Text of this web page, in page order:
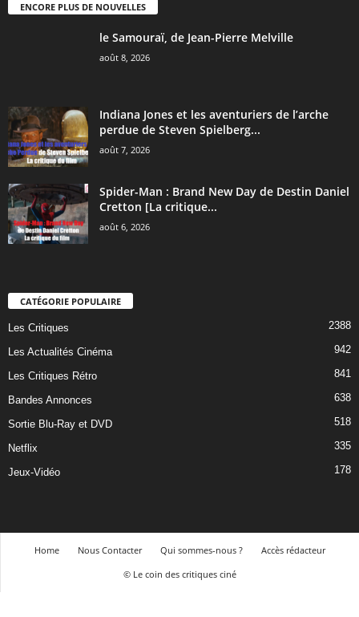
ENCORE PLUS DE NOUVELLES
le Samouraï, de Jean-Pierre Melville
août 8, 2026
Indiana Jones et les aventuriers de l’arche
perdue de Steven Spielberg...
août 7, 2026
Spider-Man : Brand New Day de Destin Daniel
Cretton [La critique...
août 6, 2026
CATÉGORIE POPULAIRE
Les Critiques 2388
Les Actualités Cinéma 942
Les Critiques Rétro 841
Bandes Annonces 638
Sortie Blu-Ray et DVD 518
Netflix 335
Jeux-Vidéo 178
Home Nous Contacter Qui sommes-nous ?
Accès rédacteur
© Le coin des critiques ciné